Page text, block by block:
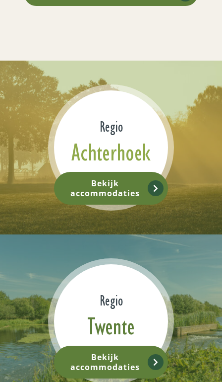
Regio
Achterhoek
Bekijk
accommodaties
Regio
Twente
Bekijk
accommodaties